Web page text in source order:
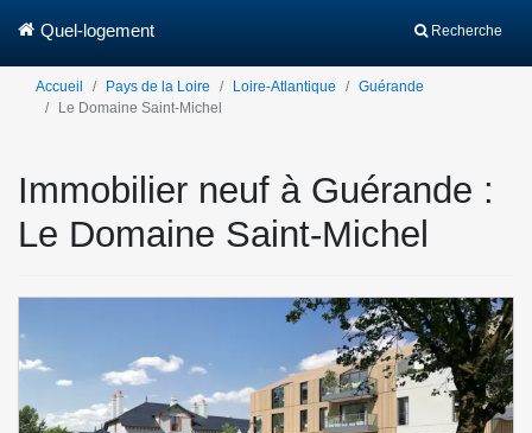
Recherche
Quel-logement
Accueil Pays de la Loire Loire-Atlantique
Guérande
Le Domaine Saint-Michel
Immobilier neuf à Guérande :
Le Domaine Saint-Michel